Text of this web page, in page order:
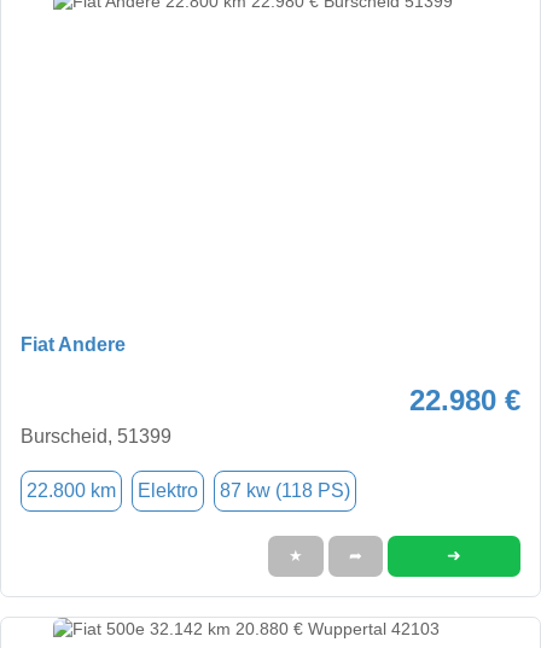
Fiat Andere
22.980 €
Burscheid, 51399
22.800 km Elektro 87 kw (118 PS)
★ ➦ ➜